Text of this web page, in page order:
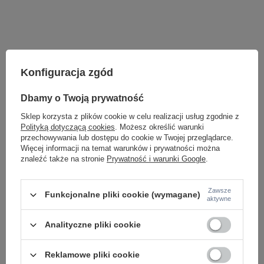
LAMPY WEWNĘTRZNE
ŻYRANDOLE
LAMPKI NOCNE
LAMPY WISZĄCE - OKRĘGI
LAMPY WISZĄCE
Konfiguracja zgód
Dbamy o Twoją prywatność
Sklep korzysta z plików cookie w celu realizacji usług zgodnie z
Polityką dotyczącą cookies. Możesz określić warunki
przechowywania lub dostępu do cookie w Twojej przeglądarce.
Więcej informacji na temat warunków i prywatności można
znaleźć także na stronie Prywatność i warunki Google.
Funkcjonalne pliki cookie (wymagane)
Zawsze
aktywne
Analityczne pliki cookie
Reklamowe pliki cookie